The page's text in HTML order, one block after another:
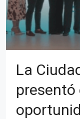
La
presentó